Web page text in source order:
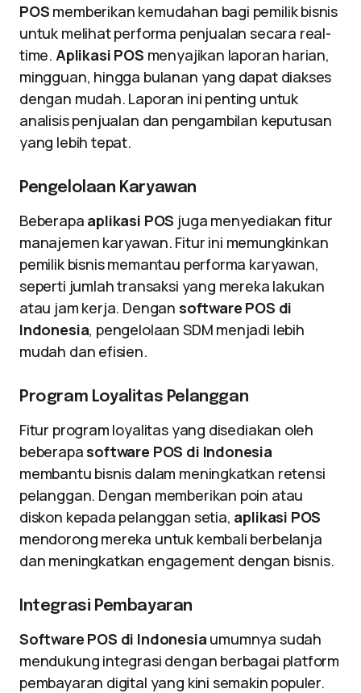
POS memberikan kemudahan bagi pemilik bisnis
untuk melihat performa penjualan secara real-
time. Aplikasi POS menyajikan laporan harian,
mingguan, hingga bulanan yang dapat diakses
dengan mudah. Laporan ini penting untuk
analisis penjualan dan pengambilan keputusan
yang lebih tepat.
Pengelolaan Karyawan
Beberapa aplikasi POS juga menyediakan fitur
manajemen karyawan. Fitur ini memungkinkan
pemilik bisnis memantau performa karyawan,
seperti jumlah transaksi yang mereka lakukan
atau jam kerja. Dengan software POS di
Indonesia, pengelolaan SDM menjadi lebih
mudah dan efisien.
Program Loyalitas Pelanggan
Fitur program loyalitas yang disediakan oleh
beberapa software POS di Indonesia
membantu bisnis dalam meningkatkan retensi
pelanggan. Dengan memberikan poin atau
diskon kepada pelanggan setia, aplikasi POS
mendorong mereka untuk kembali berbelanja
dan meningkatkan engagement dengan bisnis.
Integrasi Pembayaran
Software POS di Indonesia umumnya sudah
mendukung integrasi dengan berbagai platform
pembayaran digital yang kini semakin populer.